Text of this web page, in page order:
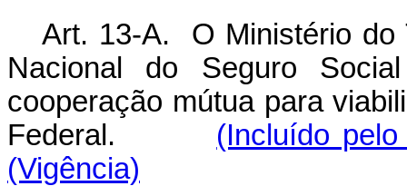
Art. 13-A. O Ministério do
Nacional do Seguro
cooperação mútua para
Federal. (Incluído
(Vigência)